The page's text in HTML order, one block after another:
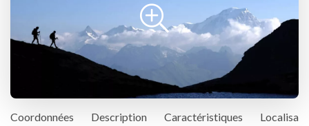
Coordonnées Description Caractéristiques